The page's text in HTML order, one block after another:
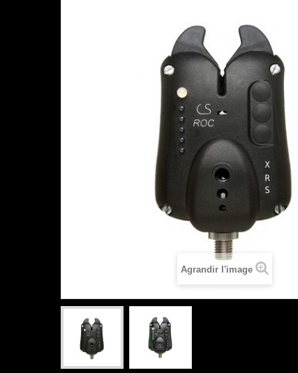
Agrandir l'image